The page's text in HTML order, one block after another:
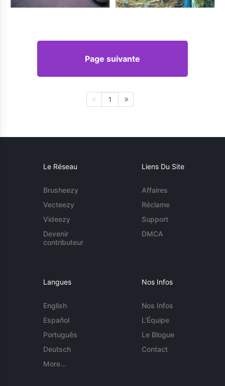
Page suivante
1
Le Réseau
Brusheezy
Vecteezy
Videezy
Devenir
contributeur
Liens Du Site
Affaires
Réclame
Support
DMCA
Langues
English
Español
Português
Deutsch
More...
Nos Infos
Nos Infos
L'Équipe
Le Blogue
Contact